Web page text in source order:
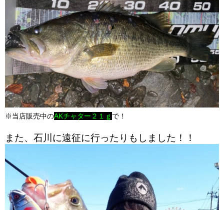
※当店販売中のAKチャター２１ｇ で！
また、石川に遠征に行ったりもしました！！